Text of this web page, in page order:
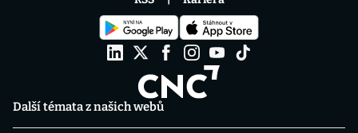
Další témata z našich webů